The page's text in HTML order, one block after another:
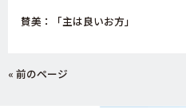
賛美：「主は良いお方」
« 前のページ